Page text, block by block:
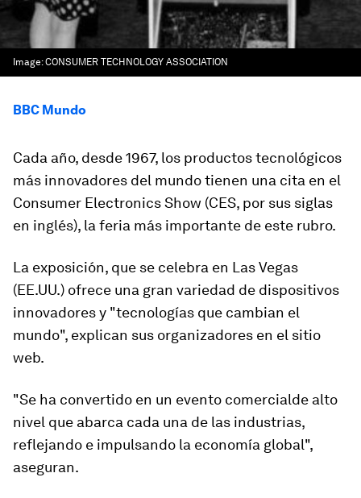
Image:CONSUMER TECHNOLOGY ASSOCIATION
BBC Mundo
Cada año, desde 1967, los productos tecnológicos
más innovadores del mundo tienen una cita en el
Consumer Electronics Show (CES, por sus siglas
en inglés), la feria más importante de este rubro.
La exposición, que se celebra en Las Vegas
(EE.UU.) ofrece una gran variedad de dispositivos
innovadores y "tecnologías que cambian el
mundo", explican sus organizadores en el sitio
web.
"Se ha convertido en un evento comercialde alto
nivel que abarca cada una de las industrias,
reflejando e impulsando la economía global",
aseguran.